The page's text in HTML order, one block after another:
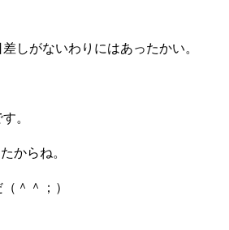
しがないわりにはあったかい。
。
からね。
＾＾；）